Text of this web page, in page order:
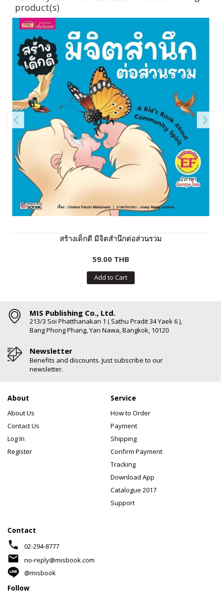
product(s)
สร้างเด็กดี มีจิตสำนึกต่อส่วนรวม
59.00 THB
Add to Cart
MIS Publishing Co., Ltd.
213/3 Soi Phatthanakan 1 ( Sathu Pradit 34 Yaek 6 ),
Bang Phong Phang, Yan Nawa, Bangkok, 10120
Newsletter
Benefits and discounts. Just subscribe to our
newsletter.
About
About Us
Contact Us
Log In
Register
Service
How to Order
Payment
Shipping
Confirm Payment
Tracking
Download App
Catalogue 2017
Support
Contact
phone 02-294-8777
mail
no-reply@misbook.com
@misbook
Follow